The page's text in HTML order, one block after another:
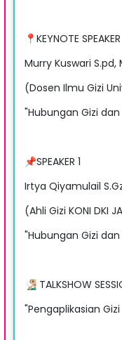
📍KEYNOTE SPEAKER
Murry Kuswari S.pd,
(Dosen Ilmu Gizi
"Hubungan Gizi
📌SPEAKER 1
Irtya Qiyamulail
(Ahli Gizi KONI DKI
"Hubungan Gizi
🧏🏼‍♂️ TALKSHOW
"Pengaplikasian